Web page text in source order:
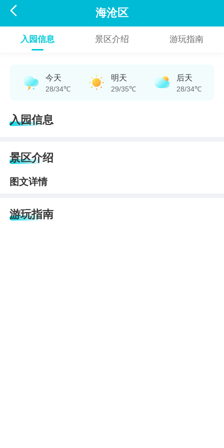
 海沧区
入园信息 景区介绍 游玩指南
今天
28/34℃
明天
29/35℃
后天
28/34℃
入园信息
景区介绍
图文详情
游玩指南